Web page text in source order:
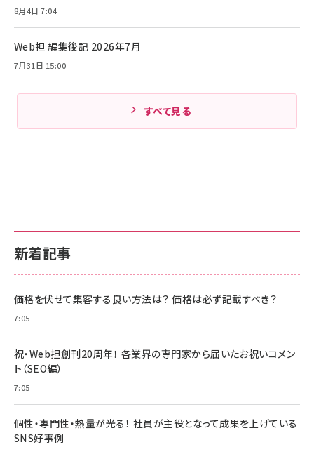
新着記事
価格を伏せて集客する良い方法は？ 価格は必ず記載すべき？
7:05
祝・Web担創刊20周年！ 各業界の専門家から届いたお祝いコメン
ト（SEO編）
7:05
個性・専門性・熱量が光る！ 社員が主役となって成果を上げている
SNS好事例
8月4日 7:04
Web担 編集後記 2026年7月
7月31日 15:00
すべて見る